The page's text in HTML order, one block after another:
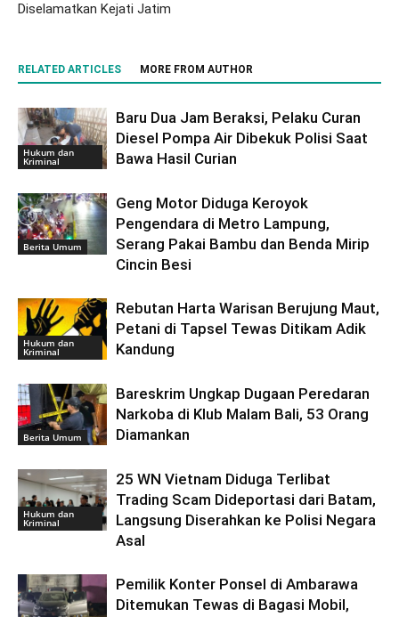
Diselamatkan Kejati Jatim
RELATED ARTICLES MORE FROM AUTHOR
Hukum dan
Kriminal
Baru Dua Jam Beraksi, Pelaku Curan
Diesel Pompa Air Dibekuk Polisi Saat
Bawa Hasil Curian
Berita Umum
Geng Motor Diduga Keroyok
Pengendara di Metro Lampung,
Serang Pakai Bambu dan Benda Mirip
Cincin Besi
Hukum dan
Kriminal
Rebutan Harta Warisan Berujung Maut,
Petani di Tapsel Tewas Ditikam Adik
Kandung
Berita Umum
Bareskrim Ungkap Dugaan Peredaran
Narkoba di Klub Malam Bali, 53 Orang
Diamankan
Hukum dan
Kriminal
25 WN Vietnam Diduga Terlibat
Trading Scam Dideportasi dari Batam,
Langsung Diserahkan ke Polisi Negara
Asal
Pemilik Konter Ponsel di Ambarawa
Ditemukan Tewas di Bagasi Mobil,